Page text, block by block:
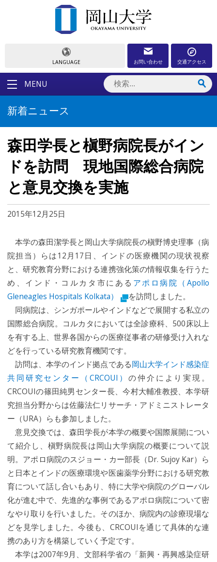
LANGUAGE お問い合わせ 交通アクセス
MENU
新着ニュース
森田学長と槇野病院長がイン
ドを訪問 現地国際総合病院
と意見交換を実施
2015年12月25日
本学の森田潔学長と岡山大学病院長の槇野博史理事（病
院担当）らは12月17日、インドの医療機関の現状視察
と、研究教育分野における連携強化策の情報収集を行うた
め、インド・コルカタ市にある アポロ病院（Apollo
Gleneagles Hospitals Kolkata）
を訪問しました。
同病院は、シンガポールやインドなどで展開する私立の
国際総合病院。コルカタにおいては全診療科、500床以上
を有する上、世界各国からの医療従事者の研修受け入れな
どを行っている研究教育機関です。
訪問は、本学のインド拠点である岡山大学インド感染症
共同研究センター（CRCOUI）の仲介により実現。
CRCOUIの篠田純男センター長、今村大輔准教授、本学研
究担当分野からは佐藤法仁リサーチ・アドミニストレータ
ー（URA）らも参加しました。
意見交換では、森田学長が本学の概要や国際展開につい
て紹介し、槇野病院長は岡山大学病院の概要について説
明。アポロ病院のスジョー・カー部長（Dr. Sujoy Kar）ら
と日本とインドの医療環境や医歯薬学分野における研究教
育について話し合いもあり、特に大学や病院のグローバル
化が進む中で、先進的な事例であるアポロ病院について密
なやり取りを行いました。そのほか、病院内の診療現場な
どを見学しました。今後も、CRCOUIを通じて具体的な連
携のあり方を構築していく予定です。
本学は2007年9月、文部科学省の「新興・再興感染症研